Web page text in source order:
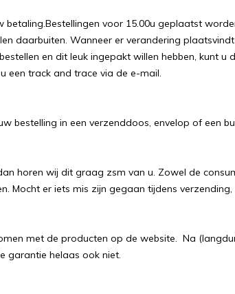
voor 15.00u geplaatst
daarbuiten. Wanneer er verandering
en dit leuk ingepakt willen hebben, kunt
een track and trace via de e-mail.
bestelling in een verzenddoos, envelop of een
horen wij dit graag zsm van u. Zowel de
Mocht er iets mis zijn gegaan tijdens
met de producten op de website. Na
garantie helaas ook niet.